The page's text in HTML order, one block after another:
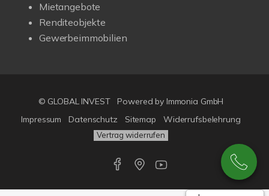
Mietangebote
Renditeobjekte
Gewerbeimmobilien
© GLOBAL INVEST Powered by Immonia GmbH
Impressum
Datenschutz Sitemap Widerrufsbelehrung
Vertrag widerrufen